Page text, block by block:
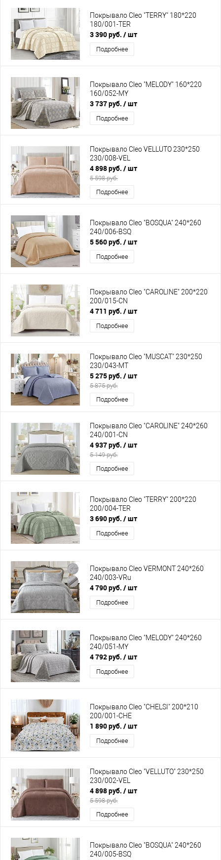
Покрывало Cleo "TERRY" 180*220
180/001-TER
3 390 руб. / шт
Подробнее
Покрывало Cleo "MELODY" 160*220
160/052-MY
3 737 руб. / шт
Подробнее
Покрывало Cleo VELLUTO 230*250
230/008-VEL
4 898 руб. / шт
5 598 руб.
Подробнее
Покрывало Cleo "BOSQUA" 240*260
240/006-BSQ
5 560 руб. / шт
Подробнее
Покрывало Cleo "CAROLINE" 200*220
200/015-CN
4 711 руб. / шт
Подробнее
Покрывало Cleo "MUSCAT" 230*250
230/043-MT
5 275 руб. / шт
5 875 руб.
Подробнее
Покрывало Cleo "CAROLINE" 240*260
240/001-CN
4 937 руб. / шт
5 149 руб.
Подробнее
Покрывало Cleo "TERRY" 200*220
200/004-TER
3 690 руб. / шт
Подробнее
Покрывало Cleo VERMONT 240*260
240/003-VRu
4 790 руб. / шт
Подробнее
Покрывало Cleo "MELODY" 240*260
240/051-MY
4 792 руб. / шт
Подробнее
Покрывало Cleo "CHELSI" 200*210
200/001-CHE
1 890 руб. / шт
Подробнее
Покрывало Cleo "VELLUTO" 230*250
230/002-VEL
4 898 руб. / шт
5 598 руб.
Подробнее
Покрывало Cleo "BOSQUA" 240*260
240/005-BSQ